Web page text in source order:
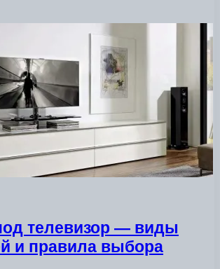
телевизор — виды
и правила выбора